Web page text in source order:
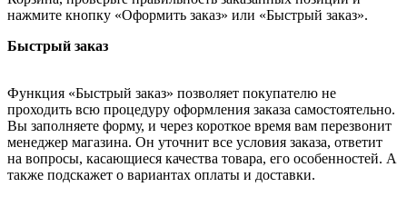
нажмите кнопку «Оформить заказ» или «Быстрый заказ».
Быстрый заказ
Функция «Быстрый заказ» позволяет покупателю не
проходить всю процедуру оформления заказа самостоятельно.
Вы заполняете форму, и через короткое время вам перезвонит
менеджер магазина. Он уточнит все условия заказа, ответит
на вопросы, касающиеся качества товара, его особенностей. А
также подскажет о вариантах оплаты и доставки.